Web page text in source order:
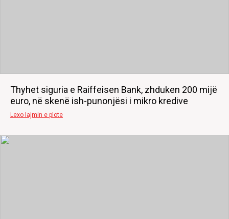
Thyhet siguria e Raiffeisen Bank, zhduken 200 mijë
euro, në skenë ish-punonjësi i mikro kredive
Lexo lajmin e plote